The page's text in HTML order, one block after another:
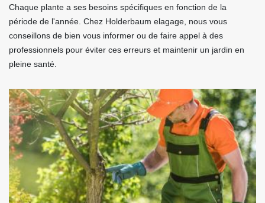
Chaque plante a ses besoins spécifiques en fonction de la
période de l'année. Chez Holderbaum elagage, nous vous
conseillons de bien vous informer ou de faire appel à des
professionnels pour éviter ces erreurs et maintenir un jardin en
pleine santé.